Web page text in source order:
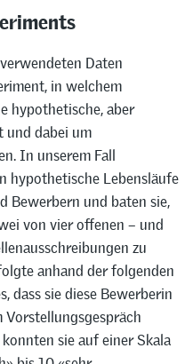
Daten
in welchem
hypothetische, aber
und dabei um
In unserem Fall
hypothetische Lebensläufe
Bewerbern und baten sie,
von vier offenen – und
zu
anhand der folgenden
dass sie diese Bewerberin
Vorstellungsgespräch
sie auf einer Skala